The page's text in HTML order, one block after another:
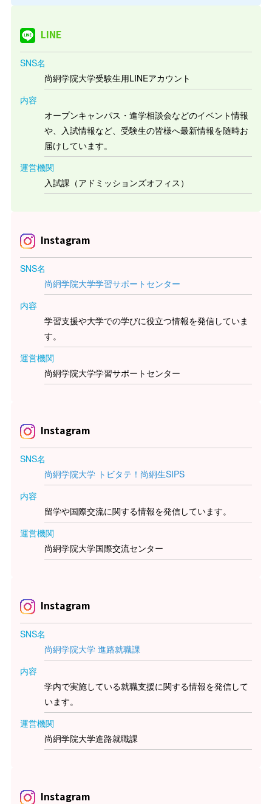
LINE
SNS名
尚絅学院大学受験生用LINEアカウント
内容
オープンキャンパス・進学相談会などのイベント情報
や、入試情報など、受験生の皆様へ最新情報を随時お
届けしています。
運営機関
入試課（アドミッションズオフィス）
Instagram
SNS名
尚絅学院大学学習サポートセンター
内容
学習支援や大学での学びに役立つ情報を発信していま
す。
運営機関
尚絅学院大学学習サポートセンター
Instagram
SNS名
尚絅学院大学 トビタテ！尚絅生SIPS
内容
留学や国際交流に関する情報を発信しています。
運営機関
尚絅学院大学国際交流センター
Instagram
SNS名
尚絅学院大学 進路就職課
内容
学内で実施している就職支援に関する情報を発信して
います。
運営機関
尚絅学院大学進路就職課
Instagram